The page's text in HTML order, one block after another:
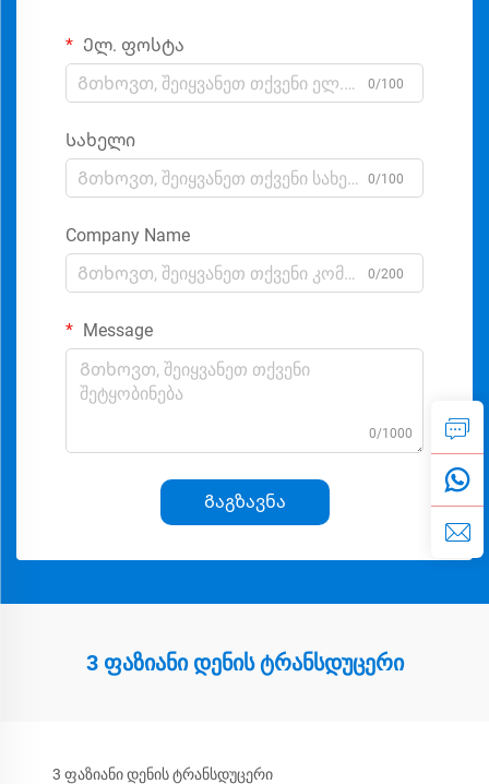
Ელ. ფოსტა
0/100
Სახელი
0/100
Company Name
0/200
Message
0/1000
Გაგზავნა
3 ფაზიანი დენის ტრანსდუცერი
3 ფაზიანი დენის ტრანსდუცერი